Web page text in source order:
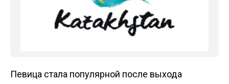
Певица стала популярной после выхода